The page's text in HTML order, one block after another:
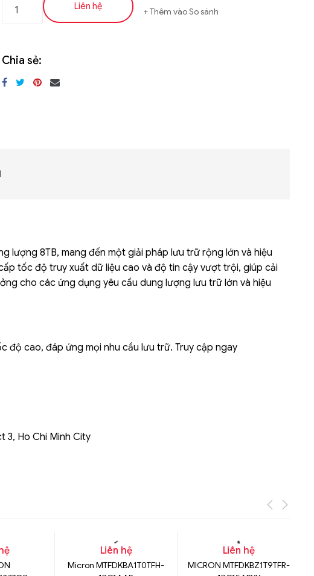
Liên hệ Thêm vào So sánh
Chia sẻ:
lượng 8TB, mang đến một giải pháp lưu trữ rộng lớn và hiệu
tốc độ truy xuất dữ liệu cao và độ tin cậy vượt trội, giúp cải
cho các ứng dụng yêu cầu dung lượng lưu trữ lớn và hiệu
độ cao, đáp ứng mọi nhu cầu lưu trữ. Truy cập ngay
3, Ho Chi Minh City
Liên hệ
Micron MTFDKBA1T0TFH-
Liên hệ
MICRON MTFDKBZ1T9TFR-
Liên hệ
Mini PC GB-BMPD-